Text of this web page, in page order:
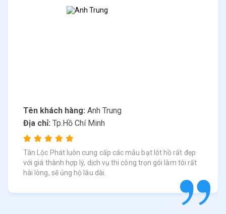
Tên khách hàng: Anh Trung
Địa chỉ: Tp.Hồ Chí Minh
Tân Lộc Phát luôn cung cấp các mẫu bạt lót hồ rất đẹp
với giá thành hợp lý, dịch vụ thi công trọn gói làm tôi rất
hài lòng, sẽ ủng hộ lâu dài.